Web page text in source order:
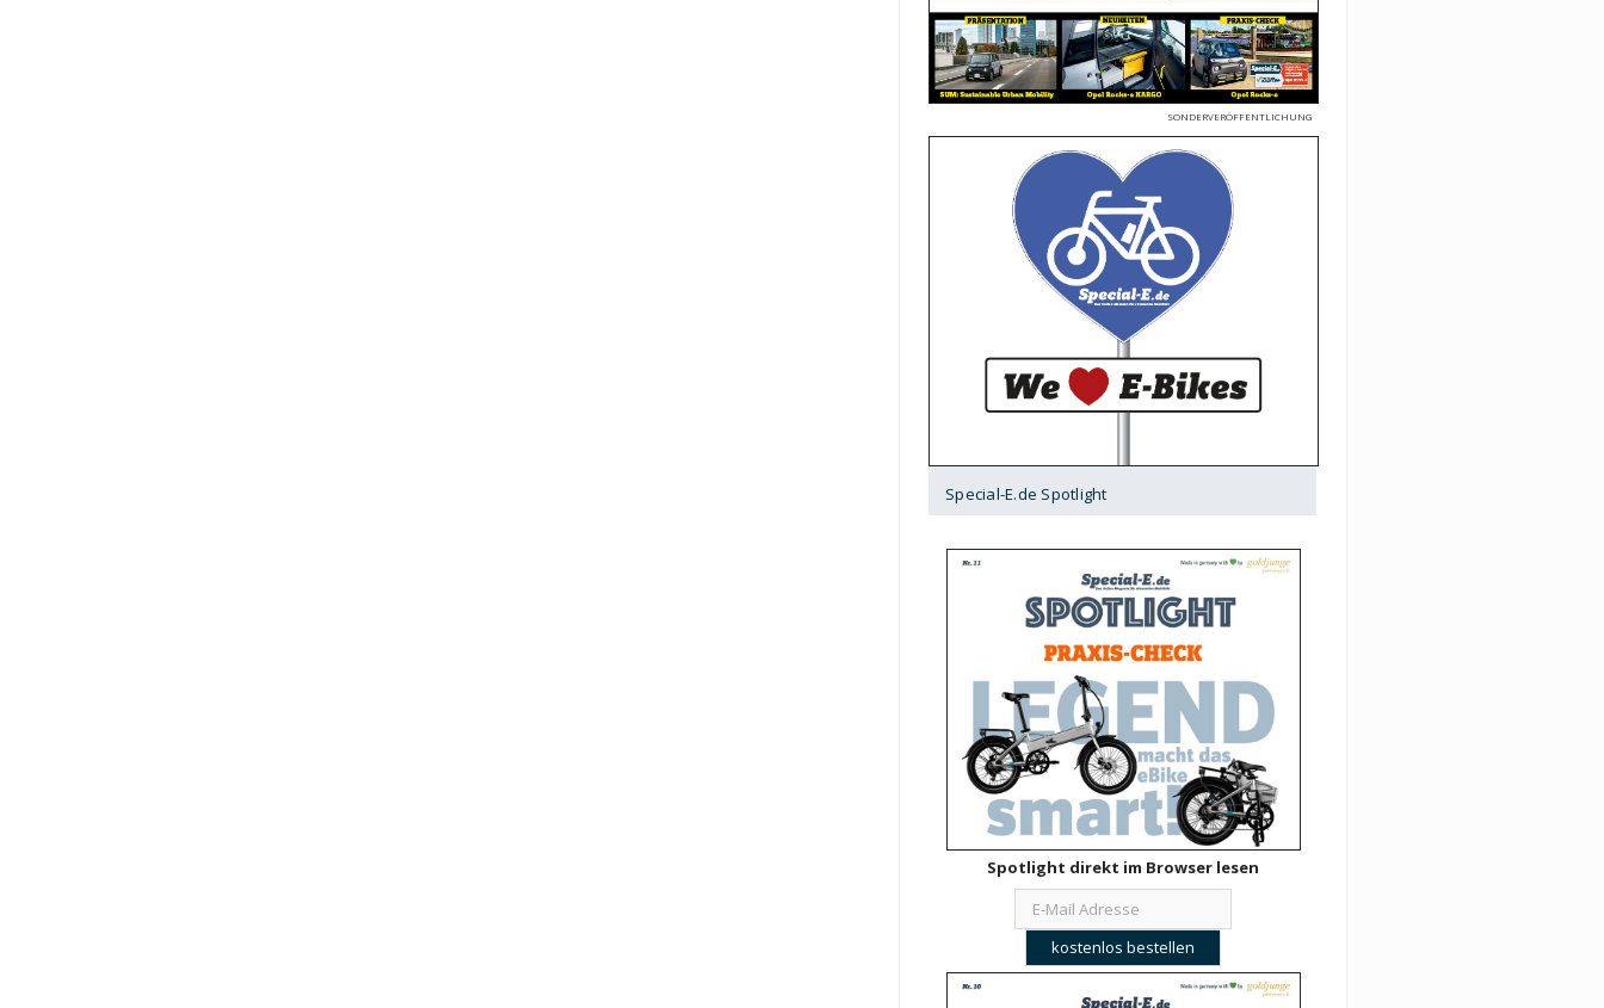
SONDERVERÖFFENTLICHUNG
Special-E.de Spotlight
Spotlight direkt im Browser lesen